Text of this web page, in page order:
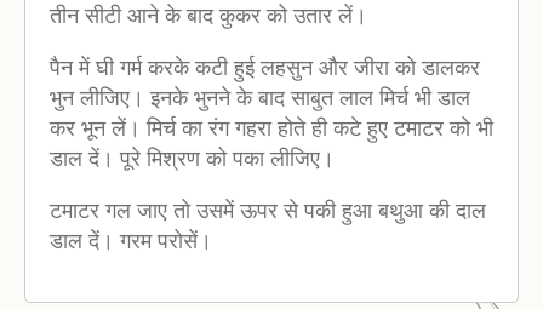
तीन सीटी आने के बाद कुकर को उतार लें।
पैन में घी गर्म करके कटी हुई लहसुन और जीरा को डालकर
भुन लीजिए। इनके भुनने के बाद साबुत लाल मिर्च भी डाल
कर भून लें। मिर्च का रंग गहरा होते ही कटे हुए टमाटर को भी
डाल दें। पूरे मिश्रण को पका लीजिए।
टमाटर गल जाए तो उसमें ऊपर से पकी हुआ बथुआ की दाल
डाल दें। गरम परोसें।